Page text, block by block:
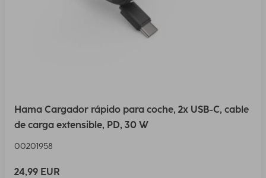
Hama Cargador rápido para coche, 2x USB-C, cable
de carga extensible, PD, 30 W
00201958
24,99 EUR